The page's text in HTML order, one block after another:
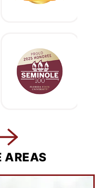
AREAS